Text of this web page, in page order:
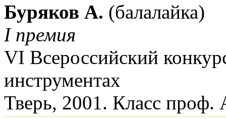
Буряков А. (балалайка)
I премия
VI Всероссийский
инструментах
Тверь, 2001. Класс